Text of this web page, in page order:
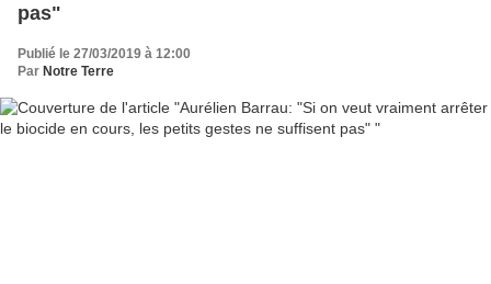
pas"
Publié le 27/03/2019 à 12:00
Par Notre Terre